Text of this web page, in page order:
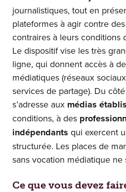
journalistiques, tout en
plateformes à agir contre
contraires à leurs conditions
Le dispositif vise les très
ligne, qui donnent accès à
médiatiques (réseaux
services de partage). Du
s’adresse aux médias établis
conditions, à des
indépendants qui exercent
structurée. Les places de
sans vocation médiatique ne
Ce que vous devez